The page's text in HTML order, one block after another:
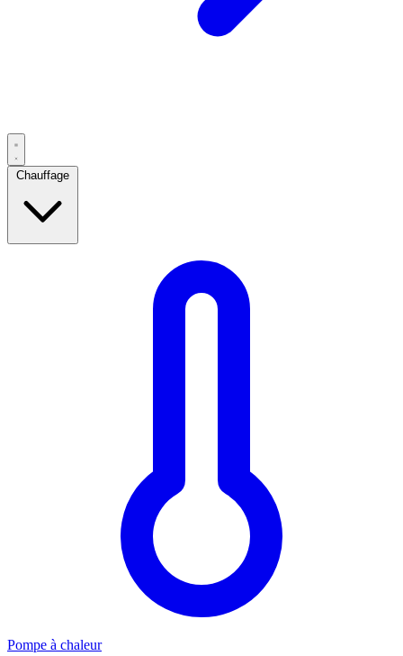
Pompe à chaleur